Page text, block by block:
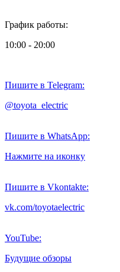
График работы:
10:00 - 20:00
Пишите в Telegram:
@toyota_electric
Пишите в WhatsApp:
Нажмите на иконку
Пишите в Vkontakte:
vk.com/toyotaelectric
YouTube:
Будущие обзоры